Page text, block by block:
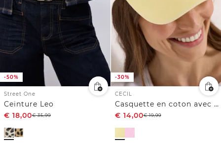
-50%
Street One
Ceinture Leo
€ 18,00€35,99
-30%
CECIL
Casquette en coton avec broderie
€ 14,00€19,99